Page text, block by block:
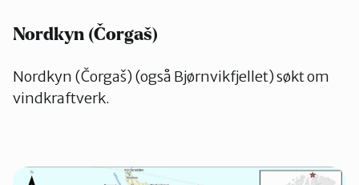
Nordkyn (Čorgaš)
Nordkyn (Čorgaš) (også Bjørnvikfjellet) søkt om
vindkraftverk.